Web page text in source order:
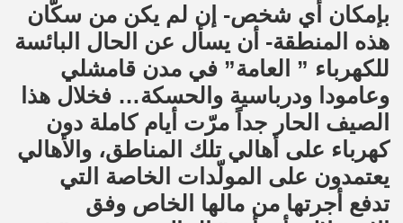
بإمكان أي شخص- إن لم يكن من سكّان
هذه المنطقة- أن يسأل عن الحال البائسة
للكهرباء ” العامة” في مدن قامشلي
وعامودا ودرباسية والحسكة… فخلال هذا
الصيف الحار جداً مرّت أيام كاملة دون
كهرباء على أهالي تلك المناطق، والأهالي
يعتمدون على المولّدات الخاصة التي
تدفع أجرتها من مالها الخاص وفق